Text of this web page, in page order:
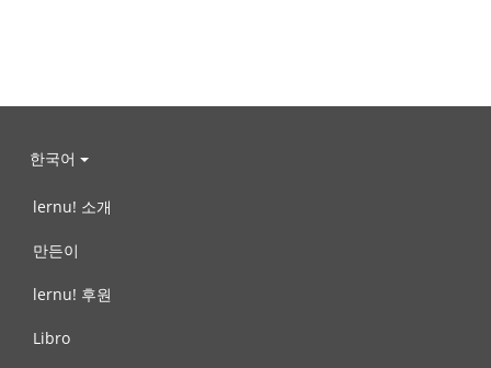
한국어
lernu! 소개
만든이
lernu! 후원
Libro